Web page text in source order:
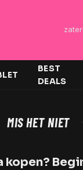
BEST
DEALS
MIS HET NIET
kopen?